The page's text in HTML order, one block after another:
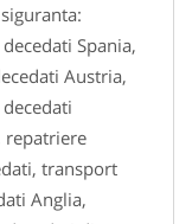
Spania,
Austria,
repatriere
transport
Anglia,